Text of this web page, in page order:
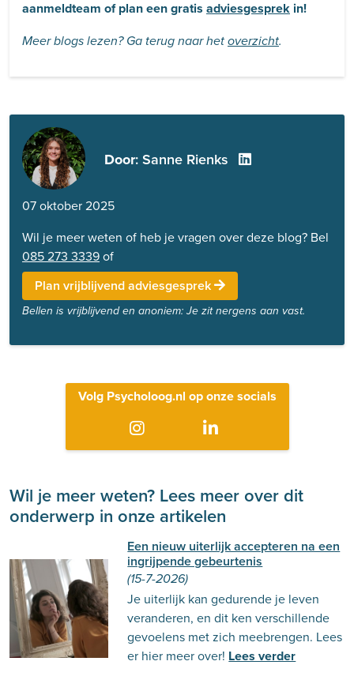
aanmeldteam of plan een gratis adviesgesprek in!
Meer blogs lezen? Ga terug naar het overzicht.
Door: Sanne Rienks
07 oktober 2025
Wil je meer weten of heb je vragen over deze blog? Bel
085 273 3339of
Plan vrijblijvend adviesgesprek
Bellen is vrijblijvend en anoniem: Je zit nergens aan vast.
Volg Psycholoog.nl op onze socials
Wil je meer weten? Lees meer over dit
onderwerp in onze artikelen
Een nieuw uiterlijk accepteren na een
ingrijpende gebeurtenis
(15-7-2026)
Je uiterlijk kan gedurende je leven
veranderen, en dit ken verschillende
gevoelens met zich meebrengen. Lees
er hier meer over! Lees verder